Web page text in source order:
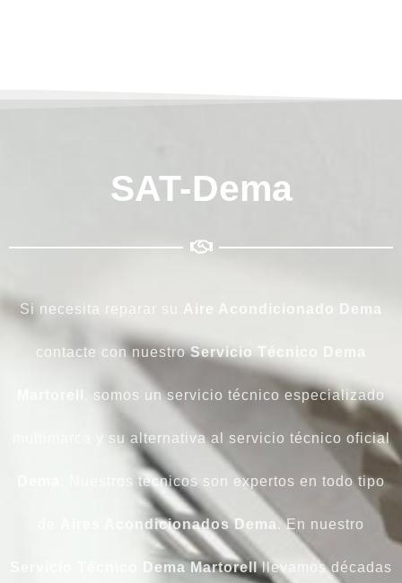
SAT-Dema
Si necesita reparar su Aire Acondicionado Dema
contacte con nuestroServicio Técnico Dema
, somos un servicio técnico especializado
multimarca y su alternativa al servicio técnico oficial
. Nuestros técnicos son expertos en todo tipo
Aires Acondicionados Dema. En nuestro
Servicio Técnico Dema Martorellllevamos décadas